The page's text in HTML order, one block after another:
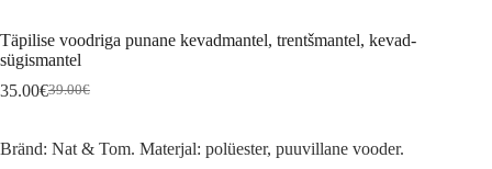
Täpilise voodriga punane kevadmantel, trentšmantel, kevad-
sügismantel
39.00€
Algne
oli:
39.00€.
35.00€Current
is:
35.00€.
Bränd: Nat & Tom. Materjal: polüester, puuvillane vooder.